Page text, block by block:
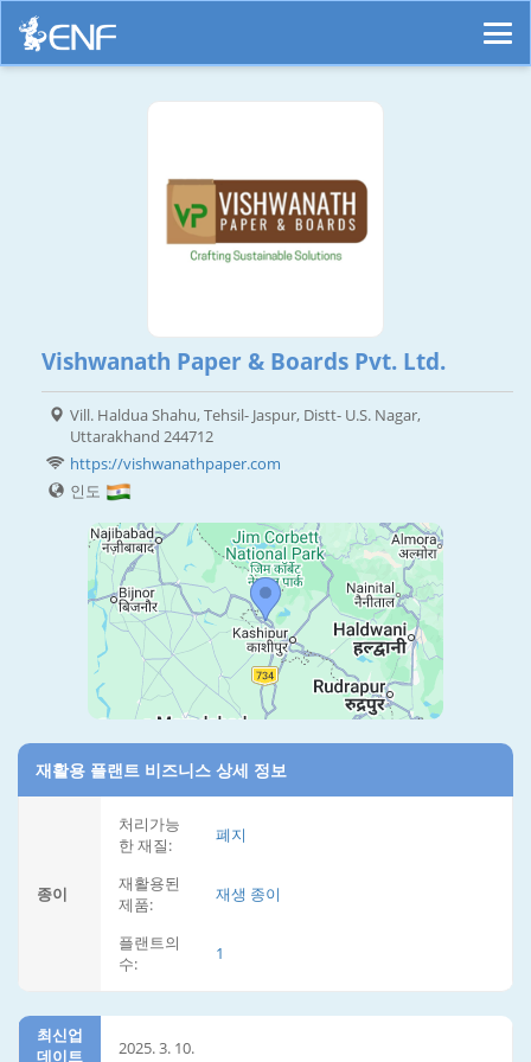
Vishwanath Paper & Boards Pvt. Ltd.
Vill. Haldua Shahu, Tehsil- Jaspur, Distt- U.S. Nagar,
Uttarakhand 244712
https://vishwanathpaper.com
인도
재활용 플랜트 비즈니스 상세 정보
종이
처리가능
한 재질:
폐지
재활용된
제품:
재생 종이
플랜트의
수:
1
최신업
데이트
2025. 3. 10.